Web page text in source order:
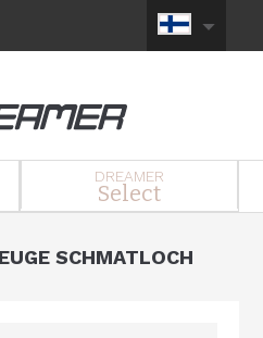
DREAMER
Select
SCHMATLOCH